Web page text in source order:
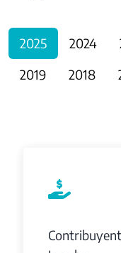
2025 2024
2019
2018